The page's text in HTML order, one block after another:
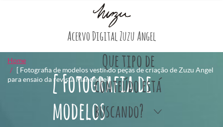
Acervo Digital Zuzu Angel
Que tipo de
conteúdo está
buscando?
Home
[ Fotografia de modelos vestindo peças de criação de Zuzu Angel
para ensaio da revista Manchete]
[ Fotografia de
modelos